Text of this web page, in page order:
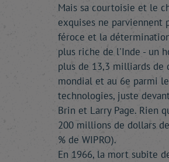
Mais sa courtoisie et le
exquises ne parviennent
féroce et la
plus riche de l'Inde - un
plus de 13,3 milliards de
mondial et au 6e parmi
technologies, juste
Brin et Larry Page. Rien
200 millions de dollars
% de WIPRO).
En 1966, la mort subite